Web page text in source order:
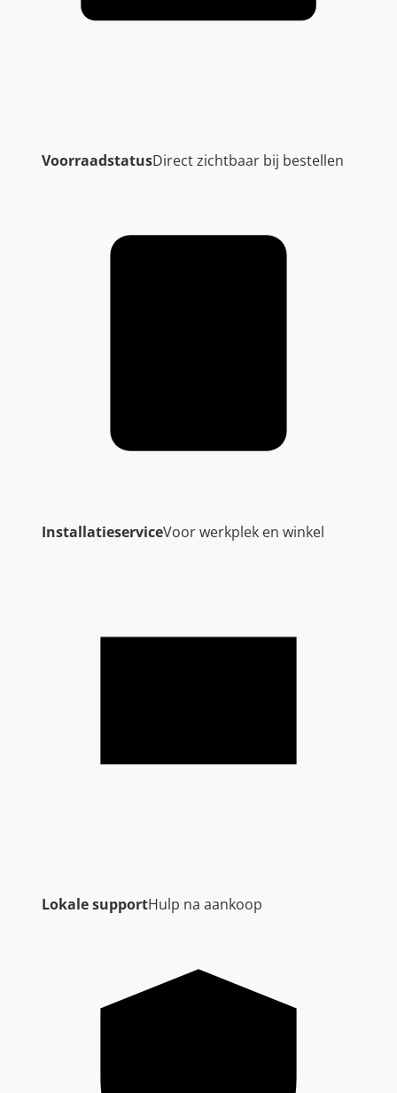
VoorraadstatusDirect zichtbaar bij bestellen
InstallatieserviceVoor werkplek en winkel
Lokale supportHulp na aankoop